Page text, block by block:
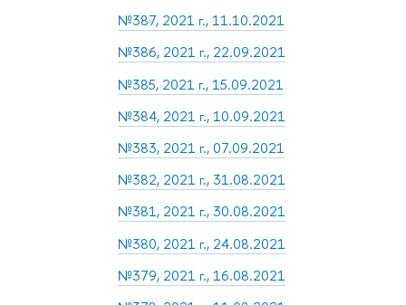
№387, 2021 г., 11.10.2021
№386, 2021 г., 22.09.2021
№385, 2021 г., 15.09.2021
№384, 2021 г., 10.09.2021
№383, 2021 г., 07.09.2021
№382, 2021 г., 31.08.2021
№381, 2021 г., 30.08.2021
№380, 2021 г., 24.08.2021
№379, 2021 г., 16.08.2021